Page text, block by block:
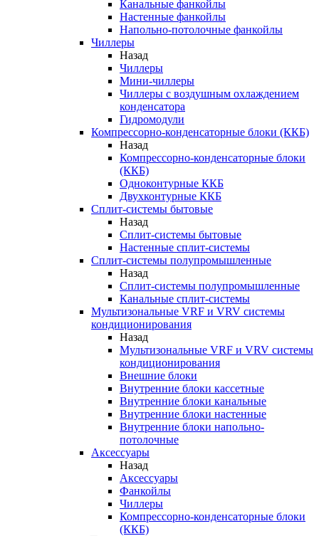
Канальные фанкойлы
Настенные фанкойлы
Напольно-потолочные фанкойлы
Чиллеры
Назад
Чиллеры
Мини-чиллеры
Чиллеры с воздушным охлаждением
конденсатора
Гидромодули
Компрессорно-конденсаторные блоки (ККБ)
Назад
Компрессорно-конденсаторные блоки
(ККБ)
Одноконтурные ККБ
Двухконтурные ККБ
Сплит-системы бытовые
Назад
Сплит-системы бытовые
Настенные сплит-системы
Сплит-системы полупромышленные
Назад
Сплит-системы полупромышленные
Канальные сплит-системы
Мультизональные VRF и VRV системы
кондиционирования
Назад
Мультизональные VRF и VRV системы
кондиционирования
Внешние блоки
Внутренние блоки кассетные
Внутренние блоки канальные
Внутренние блоки настенные
Внутренние блоки напольно-
потолочные
Аксессуары
Назад
Аксессуары
Фанкойлы
Чиллеры
Компрессорно-конденсаторные блоки
(ККБ)